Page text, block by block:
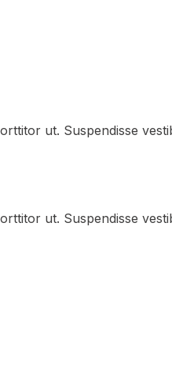
ut. Suspendisse
ut. Suspendisse